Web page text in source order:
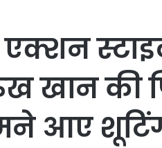
एक्शन
खान की
आए